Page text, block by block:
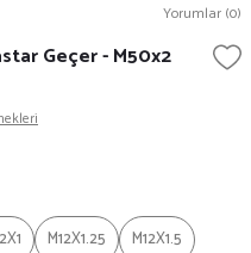
Yorumlar (0)
Geçer - M50x2
M12X1.25
M12X1.5